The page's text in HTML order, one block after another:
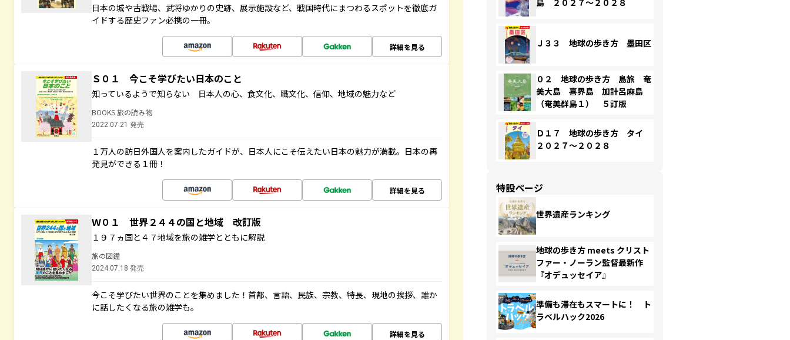
日本の城や古戦場、武将ゆかりの史跡、展示施設など、戦国時代にまつわるスポットを徹底ガ
イドする歴史ファン必携の一冊。
詳細を見る
Ｓ０１ 今こそ学びたい日本のこと
知っているようで知らない 日本人の心、食文化、職文化、信仰、地域の魅力など
BOOKS 旅の読み物
2022.07.21 発売
１万人の訪日外国人を案内したガイドが、日本人にこそ伝えたい日本の魅力が満載。日本の再
発見ができる１冊！
詳細を見る
Ｗ０１ 世界２４４の国と地域 改訂版
１９７ヵ国と４７地域を旅の雑学とともに解説
旅の図鑑
2024.07.18 発売
今こそ学びたい世界のことを集めました！首都、言語、民族、宗教、特長、現地の挨拶、誰か
に話したくなる旅の雑学も。
詳細を見る
Ｊ３３ 地球の歩き方 墨田区
０２ 地球の歩き方 島旅 奄
美大島 喜界島 加計呂麻島
（奄美群島１） ５訂版
Ｄ１７ 地球の歩き方 タイ
２０２７～２０２８
特設ページ
世界遺産ランキング
地球の歩き方 meets クリスト
ファー・ノーラン監督最新作
『オデュッセイア』
準備も滞在もスマートに！ ト
ラベルハック2026